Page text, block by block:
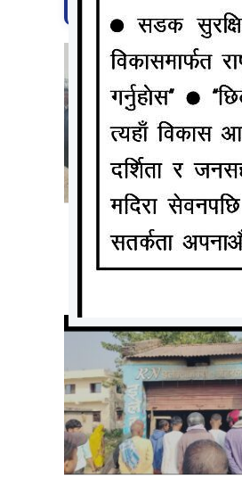
बोदे बर्साईनमा लैंगिक
दिने अभियान सम्पन्न